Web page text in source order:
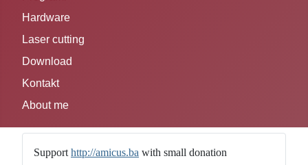
Hardware
Laser cutting
Download
Kontakt
About me
Support http://amicus.ba with small donation